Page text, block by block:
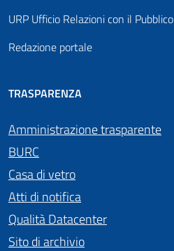
URP Ufficio Relazioni con il Pubblico
Redazione portale
TRASPARENZA
Amministrazione trasparente
BURC
Casa di vetro
Atti di notifica
Qualità Datacenter
Sito di archivio